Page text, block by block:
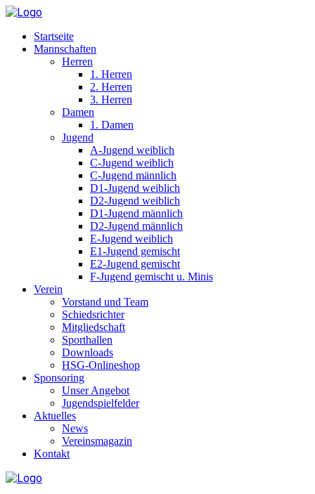
Startseite
Mannschaften
Herren
1. Herren
2. Herren
3. Herren
Damen
1. Damen
Jugend
A-Jugend weiblich
C-Jugend weiblich
C-Jugend männlich
D1-Jugend weiblich
D2-Jugend weiblich
D1-Jugend männlich
D2-Jugend männlich
E-Jugend weiblich
E1-Jugend gemischt
E2-Jugend gemischt
F-Jugend gemischt u. Minis
Verein
Vorstand und Team
Schiedsrichter
Mitgliedschaft
Sporthallen
Downloads
HSG-Onlineshop
Sponsoring
Unser Angebot
Jugendspielfelder
Aktuelles
News
Vereinsmagazin
Kontakt